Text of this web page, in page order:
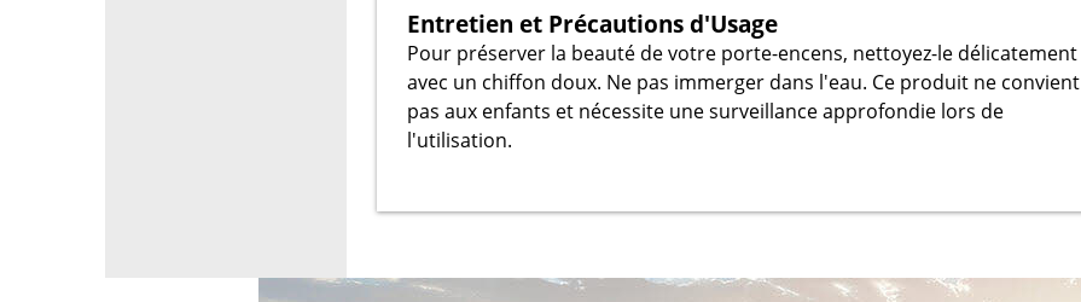
Entretien et Précautions d'Usage
Pour préserver la beauté de votre porte-encens, nettoyez-le délicatement
avec un chiffon doux. Ne pas immerger dans l'eau. Ce produit ne convient
pas aux enfants et nécessite une surveillance approfondie lors de
l'utilisation.